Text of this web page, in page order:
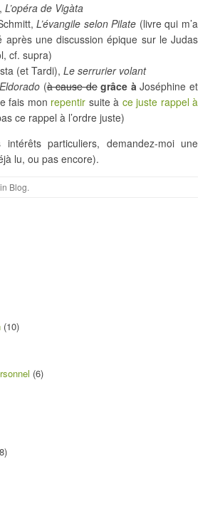
L’opéra de Vigàta
L’évangile selon Pilate (livre qui m’a
après une discussion épique sur le Judas
cf. supra)
(et Tardi), Le serrurier volant
Eldorado (à cause de grâce àJoséphine et
fais mon repentir suite à ce juste rappel à
ce rappel à l’ordre juste)
particuliers, demandez-moi une
lu, ou pas encore).
Blog.
(10)
(6)